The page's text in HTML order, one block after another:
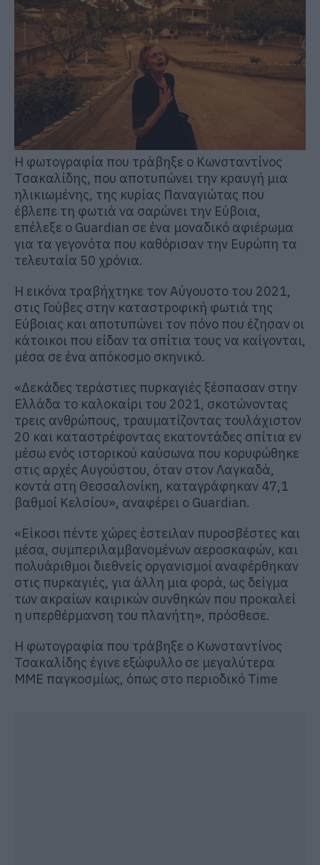
Η φωτογραφία που τράβηξε ο Κωνσταντίνος
Τσακαλίδης, που αποτυπώνει την κραυγή μια
ηλικιωμένης, της κυρίας Παναγιώτας που
έβλεπε τη φωτιά να σαρώνει την Εύβοια,
επέλεξε ο Guardian σε ένα μοναδικό αφιέρωμα
για τα γεγονότα που καθόρισαν την Ευρώπη τα
τελευταία 50 χρόνια.
Η εικόνα τραβήχτηκε τον Αύγουστο του 2021,
στις Γούβες στην καταστροφική φωτιά της
Εύβοιας και αποτυπώνει τον πόνο που έζησαν οι
κάτοικοι που είδαν τα σπίτια τους να καίγονται,
μέσα σε ένα απόκοσμο σκηνικό.
«Δεκάδες τεράστιες πυρκαγιές ξέσπασαν στην
Ελλάδα το καλοκαίρι του 2021, σκοτώνοντας
τρεις ανθρώπους, τραυματίζοντας τουλάχιστον
20 και καταστρέφοντας εκατοντάδες σπίτια εν
μέσω ενός ιστορικού καύσωνα που κορυφώθηκε
στις αρχές Αυγούστου, όταν στον Λαγκαδά,
κοντά στη Θεσσαλονίκη, καταγράφηκαν 47,1
βαθμοί Κελσίου», αναφέρει ο Guardian.
«Είκοσι πέντε χώρες έστειλαν πυροσβέστες και
μέσα, συμπεριλαμβανομένων αεροσκαφών, και
πολυάριθμοι διεθνείς οργανισμοί αναφέρθηκαν
στις πυρκαγιές, για άλλη μια φορά, ως δείγμα
των ακραίων καιρικών συνθηκών που προκαλεί
η υπερθέρμανση του πλανήτη», πρόσθεσε.
Η φωτογραφία που τράβηξε ο Κωνσταντίνος
Τσακαλίδης έγινε εξώφυλλο σε μεγαλύτερα
ΜΜΕ παγκοσμίως, όπως στο περιοδικό Time